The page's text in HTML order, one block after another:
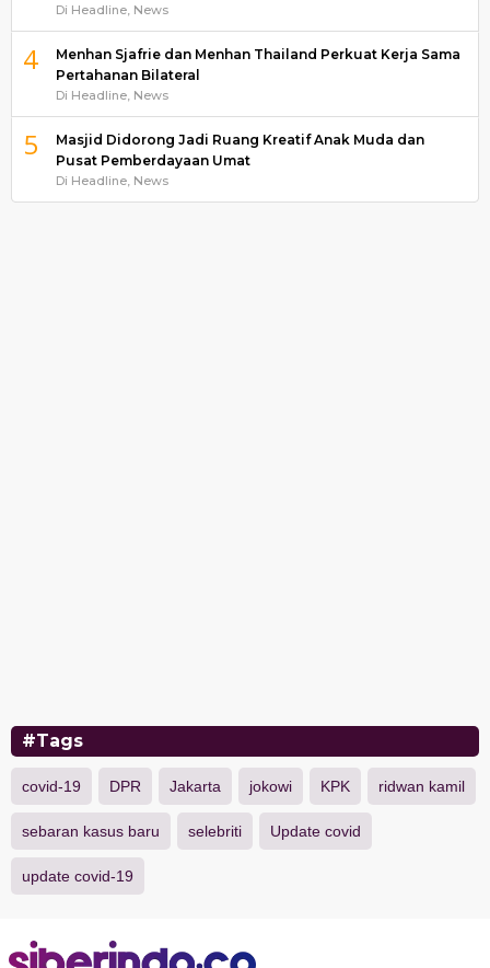
Di Headline, News
4
Menhan Sjafrie dan Menhan Thailand Perkuat Kerja Sama
Pertahanan Bilateral
Di Headline, News
5
Masjid Didorong Jadi Ruang Kreatif Anak Muda dan
Pusat Pemberdayaan Umat
Di Headline, News
#Tags
covid-19 DPR Jakarta jokowi KPK ridwan kamil
sebaran kasus baru selebriti Update covid
update covid-19